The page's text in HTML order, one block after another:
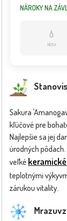
NÁROKY NA
💧
NÍZKA
Sakura
kľúčové pre
Najlepšie sa jej
úrodných
veľké
teplotnými
zárukou vitality.